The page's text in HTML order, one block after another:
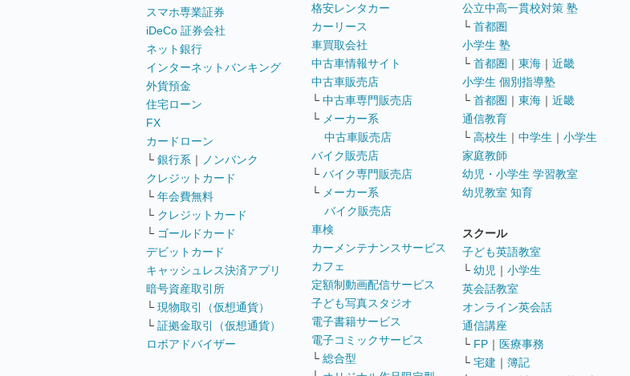
スマホ専業証券
iDeCo 証券会社
ネット銀行
インターネットバンキング
外貨預金
住宅ローン
FX
カードローン
└ 銀行系 ｜
ノンバンク
クレジットカード
└ 年会費無料
└ クレジットカード
└ ゴールドカード
デビットカード
キャッシュレス決済アプリ
暗号資産取引所
└ 現物取引（仮想通貨）
└ 証拠金取引（仮想通貨）
ロボアドバイザー
格安レンタカー
カーリース
車買取会社
中古車情報サイト
中古車販売店
└ 中古車専門販売店
└ メーカー系
中古車販売店
バイク販売店
└ バイク専門販売店
└ メーカー系
バイク販売店
車検
カーメンテナンスサービス
カフェ
定額制動画配信サービス
子ども写真スタジオ
電子書籍サービス
電子コミックサービス
└ 総合型
公立中高一貫校対策 塾
└ 首都圏
小学生 塾
└ 首都圏 ｜ 東海 ｜ 近畿
小学生 個別指導塾
└ 首都圏 ｜ 東海 ｜ 近畿
通信教育
└ 高校生 ｜ 中学生 ｜ 小学生
家庭教師
幼児・小学生 学習教室
幼児教室 知育
スクール
子ども英語教室
└ 幼児 ｜ 小学生
英会話教室
オンライン英会話
通信講座
└ FP ｜ 医療事務
└ 宅建 ｜ 簿記